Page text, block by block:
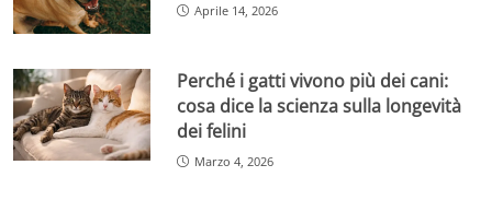
Aprile 14, 2026
Perché i gatti vivono più dei cani:
cosa dice la scienza sulla longevità
dei felini
Marzo 4, 2026